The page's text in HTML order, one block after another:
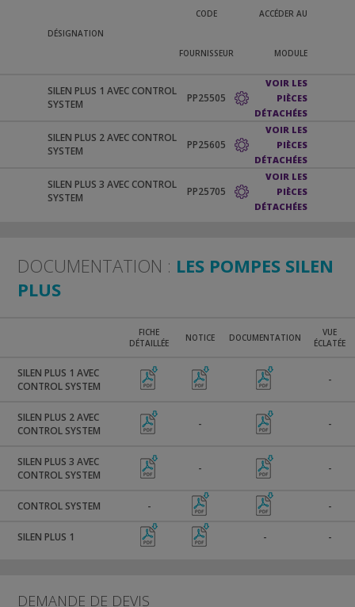
DÉSIGNATION
CODE
FOURNISSEUR
ACCÉDER AU
MODULE
SILEN PLUS 1 AVEC CONTROL
SYSTEM
PP25505
VOIR LES
PIÈCES
DÉTACHÉES
SILEN PLUS 2 AVEC CONTROL
SYSTEM
PP25605
VOIR LES
PIÈCES
DÉTACHÉES
SILEN PLUS 3 AVEC CONTROL
SYSTEM
PP25705
VOIR LES
PIÈCES
DÉTACHÉES
DOCUMENTATION : LES POMPES SILEN
PLUS
FICHE
DÉTAILLÉE
NOTICE DOCUMENTATION
VUE
ÉCLATÉE
SILEN PLUS 1 AVEC
CONTROL SYSTEM
-
SILEN PLUS 2 AVEC
CONTROL SYSTEM
- -
SILEN PLUS 3 AVEC
CONTROL SYSTEM
- -
CONTROL SYSTEM - -
SILEN PLUS 1 - -
DEMANDE DE DEVIS